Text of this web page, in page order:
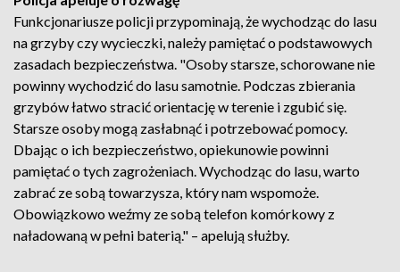
Funkcjonariusze policji przypominają, że wychodząc do lasu
na grzyby czy wycieczki, należy pamiętać o podstawowych
zasadach bezpieczeństwa. "Osoby starsze, schorowane nie
powinny wychodzić do lasu samotnie. Podczas zbierania
grzybów łatwo stracić orientację w terenie i zgubić się.
Starsze osoby mogą zasłabnąć i potrzebować pomocy.
Dbając o ich bezpieczeństwo, opiekunowie powinni
pamiętać o tych zagrożeniach. Wychodząc do lasu, warto
zabrać ze sobą towarzysza, który nam wspomoże.
Obowiązkowo weźmy ze sobą telefon komórkowy z
naładowaną w pełni baterią." – apelują służby.